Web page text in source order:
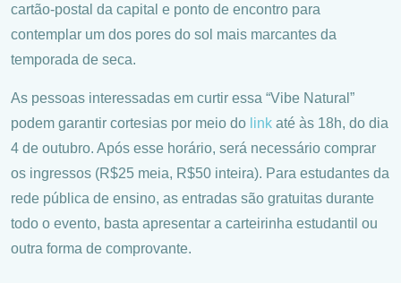
cartão-postal da capital e ponto de encontro para
contemplar um dos pores do sol mais marcantes da
temporada de seca.
As pessoas interessadas em curtir essa “Vibe Natural”
podem garantir cortesias por meio do link até às 18h, do dia
4 de outubro. Após esse horário, será necessário comprar
os ingressos (R$25 meia, R$50 inteira). Para estudantes da
rede pública de ensino, as entradas são gratuitas durante
todo o evento, basta apresentar a carteirinha estudantil ou
outra forma de comprovante.